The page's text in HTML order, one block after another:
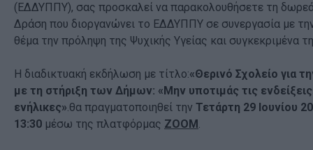
(ΕΔΔΥΠΠΥ), σας προσκαλεί να παρακολουθήσετε τη
Δράση που διοργανώνει το ΕΔΔΥΠΠΥ σε συνεργασία με
θέμα την πρόληψη της Ψυχικής Υγείας και συγκεκριμένα
Η διαδικτυακή εκδήλωση με τίτλο:«Θερινό Σχολείο για
με τη στήριξη των Δήμων: «Μην υποτιμάς τις
ενήλικες».θα πραγματοποιηθεί την Τετάρτη 29 Ιουνίου
13:30 μέσω της πλατφόρμας ΖΟΟΜ.